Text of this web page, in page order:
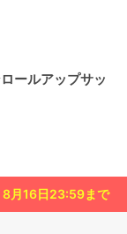
ールアップサッ
8月16日23:59まで